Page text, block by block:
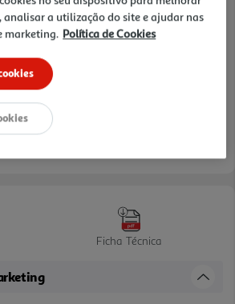
Ficha Técnica
analisar a utilização do site e ajudar nas
marketing. Política de Cookies